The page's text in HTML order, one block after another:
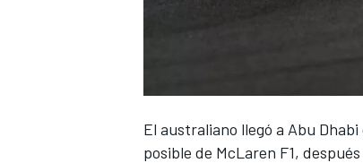
El australiano llegó a Abu
posible de McLaren F1,